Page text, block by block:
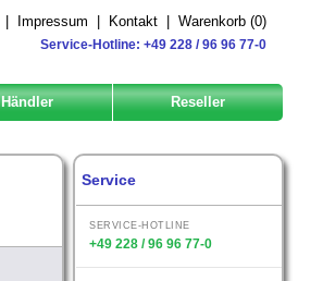
Impressum Kontakt Warenkorb (0)
Service-Hotline: +49 228 / 96 96 77-0
Händler Reseller
Service
SERVICE-HOTLINE
+49 228 / 96 96 77-0